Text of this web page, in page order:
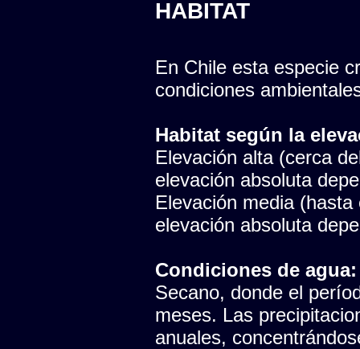
HABITAT
En Chile esta especie
condiciones
Habitat según la
Elevación alta (cerca
elevación absoluta
Elevación media
elevación absoluta
Condiciones de agua:
Secano, donde el
meses. Las
anuales,